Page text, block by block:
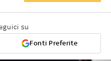
su
Fonti Preferite